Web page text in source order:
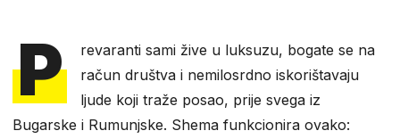
P
revaranti sami žive u luksuzu, bogate se na
račun društva i nemilosrdno iskorištavaju
ljude koji traže posao, prije svega iz
Bugarske i Rumunjske. Shema funkcionira ovako: